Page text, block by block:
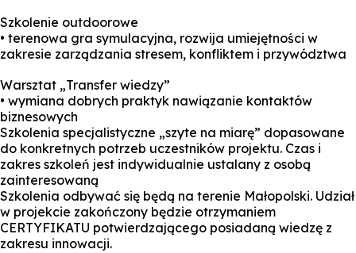
Szkolenie outdoorowe
• terenowa gra symulacyjna, rozwija umiejętności w
zakresie zarządzania stresem, konfliktem i przywództwa
Warsztat „Transfer wiedzy”
• wymiana dobrych praktyk nawiązanie kontaktów
biznesowych
Szkolenia specjalistyczne „szyte na miarę” dopasowane
do konkretnych potrzeb uczestników projektu. Czas i
zakres szkoleń jest indywidualnie ustalany z osobą
zainteresowaną
Szkolenia odbywać się będą na terenie Małopolski. Udział
w projekcie zakończony będzie otrzymaniem
CERTYFIKATU potwierdzającego posiadaną wiedzę z
zakresu innowacji.